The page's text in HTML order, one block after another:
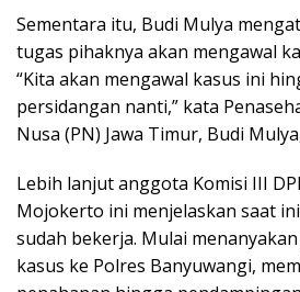
Sementara itu, Budi Mulya
tugas pihaknya akan mengawal
“Kita akan mengawal kasus ini
persidangan nanti,” kata
Nusa (PN) Jawa Timur, Budi
Lebih lanjut anggota Komisi III
Mojokerto ini menjelaskan saat
sudah bekerja. Mulai
kasus ke Polres Banyuwangi,